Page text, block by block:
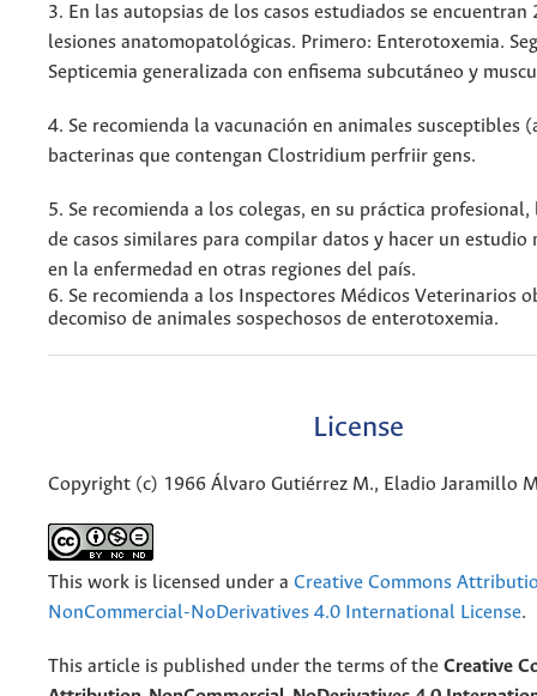
3. En las autopsias de los casos estudiados se encuentran
lesiones anatomopatológicas. Primero: Enterotoxemia.
Septicemia generalizada con enfisema subcutáneo y
4. Se recomienda la vacunación en animales susceptibles
bacterinas que contengan Clostridium perfriir gens.
5. Se recomienda a los colegas, en su práctica
de casos similares para compilar datos y hacer un estudio
en la enfermedad en otras regiones del país.
6. Se recomienda a los Inspectores Médicos Veterinarios
decomiso de animales sospechosos de enterotoxemia.
License
Copyright (c) 1966 Álvaro Gutiérrez M., Eladio Jaramillo
This work is licensed under a Creative Commons
NonCommercial-NoDerivatives 4.0 International License.
This article is published under the terms of the Creative